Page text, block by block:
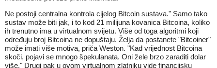
Ne postoji centralna kontrola cijelog Bitcoin sustava." Samo tako
sustav može biti jak, i to kod 21 milijuna kovanica Bitcoina, koliko
ih trenutno ima u virtualnom svijetu. Više od toga algoritmi koji
određuju broj Bitcoina ne dopuštaju. Želja da postanete "Bitcoiner"
može imati više motiva, priča Weston. "Kad vrijednost Bitcoina
skoči, pojavi se mnogo špekulanata. Oni žele brzo zaraditi dolar
više." Drugi pak u ovom virtualnom zlatniku vide financijsku